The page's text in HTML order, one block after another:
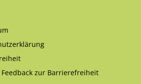
zur Barrierefreiheit